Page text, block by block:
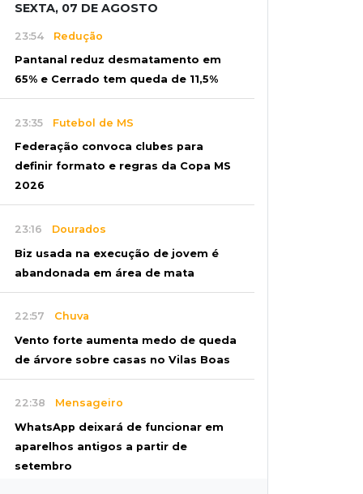
SEXTA, 07 DE AGOSTO
23:54 Redução
Pantanal reduz desmatamento em
65% e Cerrado tem queda de 11,5%
23:35 Futebol de MS
Federação convoca clubes para
definir formato e regras da Copa MS
2026
23:16 Dourados
Biz usada na execução de jovem é
abandonada em área de mata
22:57 Chuva
Vento forte aumenta medo de queda
de árvore sobre casas no Vilas Boas
22:38 Mensageiro
WhatsApp deixará de funcionar em
aparelhos antigos a partir de
setembro